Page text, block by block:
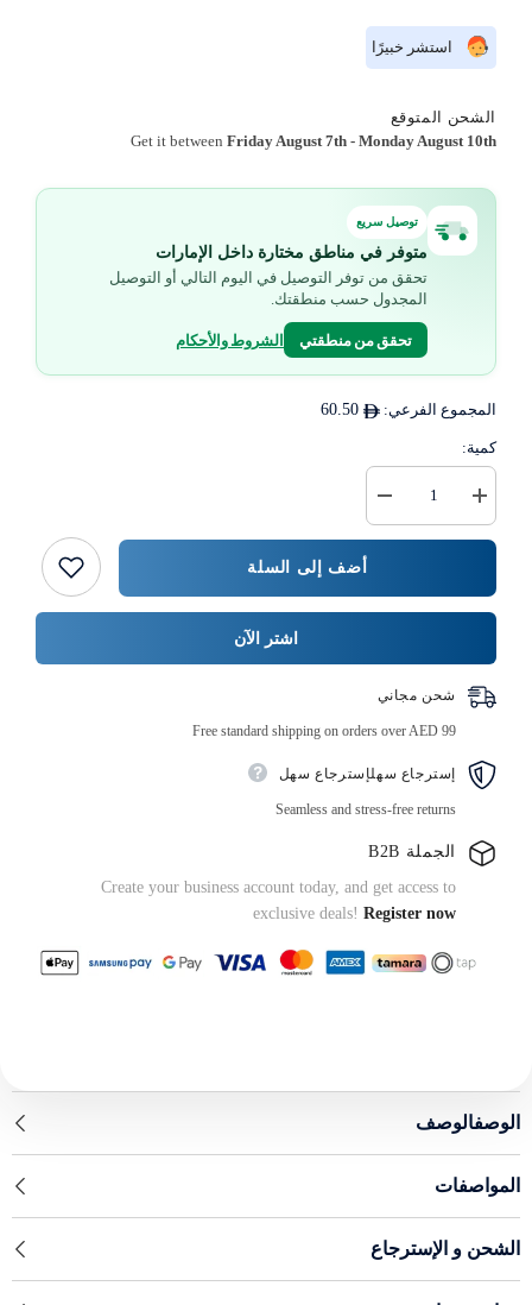
استشر خبيرًا
الشحن المتوقع
Get it betweenFriday August 7th -Monday August 10th
توصيل سريع
متوفر في مناطق مختارة داخل الإمارات
تحقق من توفر التوصيل في اليوم التالي أو التوصيل
المجدول حسب منطقتك.
تحقق من منطقتي الشروط والأحكام
المجموع الفرعي: 60.50
كمية:
كمية
{{
المنتج
زيادة
كمية
حاوية
باللونين
1000
+
أضف إلى السلة
اشتر الآن
شحن مجاني
Free standard shipping on orders over AED 99
إسترجاع سهلإسترجاع سهل
Seamless and stress-free returns
الجملة B2B
Create your business account today, and get access to
exclusive deals! Register now
الوصفالوصف
المواصفات
الشحن و الإسترجاع